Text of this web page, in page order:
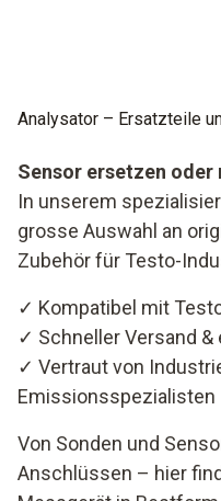
Analysator – Ersatzteile
Sensor ersetzen oder
In unserem
grosse Auswahl an
Zubehör für Testo-
✓ Kompatibel mit
✓ Schneller Versand
✓ Vertraut von
Emissionsspezialisten
Von Sonden und
Anschlüssen – hier